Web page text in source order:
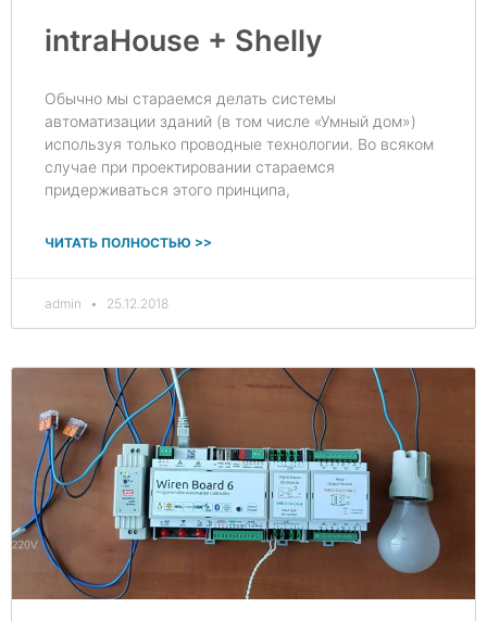
intraHouse + Shelly
Обычно мы стараемся делать системы
автоматизации зданий (в том числе «Умный дом»)
используя только проводные технологии. Во всяком
случае при проектировании стараемся
придерживаться этого принципа,
ЧИТАТЬ ПОЛНОСТЬЮ >>
admin 25.12.2018